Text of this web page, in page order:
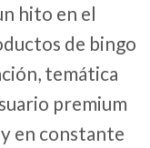
hito en el
de bingo
temática
premium
en constante